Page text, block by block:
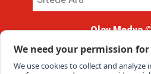
Olay Medya©
kullanımı hukuki